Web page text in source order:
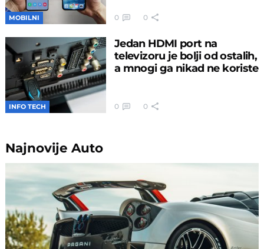
MOBILNI 0 0
INFO TECH
Jedan HDMI port na
televizoru je bolji od ostalih,
a mnogi ga nikad ne koriste
0 0
NajnovijeAuto